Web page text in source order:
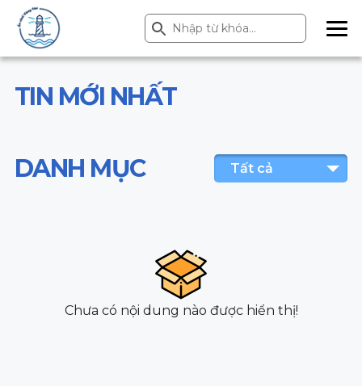
Search
for:
Search Button
ME
NU
TIN MỚI NHẤT
DANH MỤC Tất cả
Chưa có nội dung nào được hiển thị!